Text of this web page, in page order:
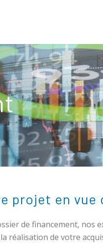
projet en vue
de financement,
réalisation de votre